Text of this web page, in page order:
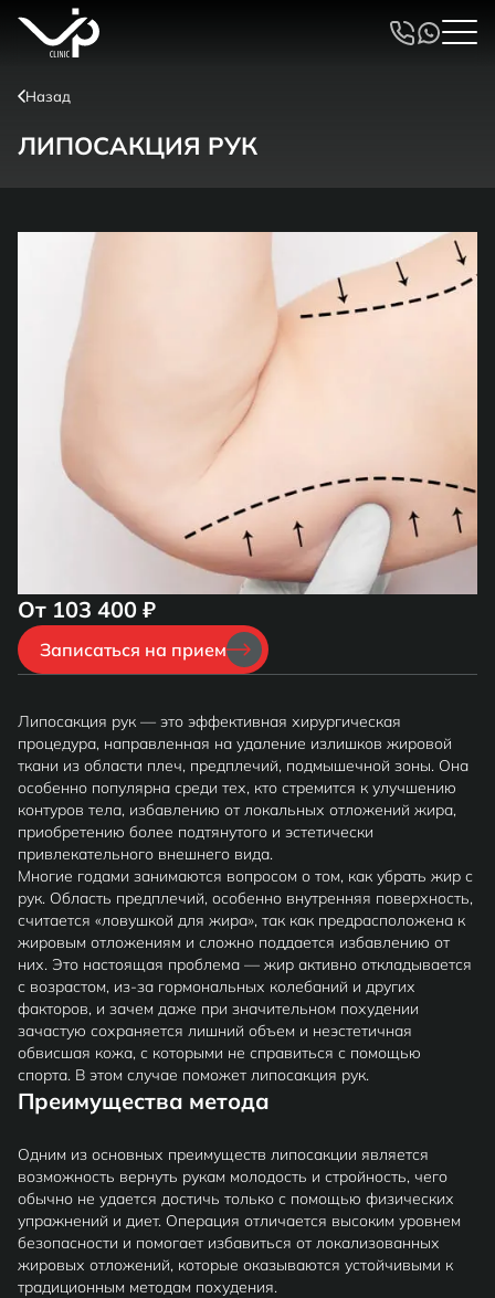
Назад
ЛИПОСАКЦИЯ РУК
От 103 400 ₽
Записаться на прием
Липосакция рук — это эффективная хирургическая
процедура, направленная на удаление излишков жировой
ткани из области плеч, предплечий, подмышечной зоны. Она
особенно популярна среди тех, кто стремится к улучшению
контуров тела, избавлению от локальных отложений жира,
приобретению более подтянутого и эстетически
привлекательного внешнего вида.
Многие годами занимаются вопросом о том, как убрать жир с
рук. Область предплечий, особенно внутренняя поверхность,
считается «ловушкой для жира», так как предрасположена к
жировым отложениям и сложно поддается избавлению от
них. Это настоящая проблема — жир активно откладывается
с возрастом, из-за гормональных колебаний и других
факторов, и зачем даже при значительном похудении
зачастую сохраняется лишний объем и неэстетичная
обвисшая кожа, с которыми не справиться с помощью
спорта. В этом случае поможет липосакция рук.
Преимущества метода
Одним из основных преимуществ липосакции является
возможность вернуть рукам молодость и стройность, чего
обычно не удается достичь только с помощью физических
упражнений и диет. Операция отличается высоким уровнем
безопасности и помогает избавиться от локализованных
жировых отложений, которые оказываются устойчивыми к
традиционным методам похудения.